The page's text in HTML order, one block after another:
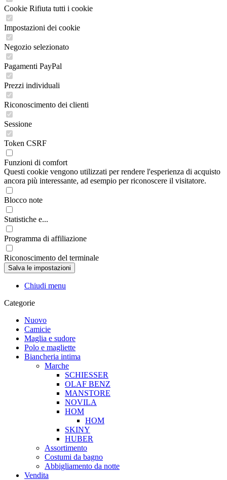
Cookie Rifiuta tutti i cookie
Impostazioni dei cookie
Negozio selezionato
Pagamenti PayPal
Prezzi individuali
Riconoscimento dei clienti
Sessione
Token CSRF
Funzioni di comfort
Questi cookie vengono utilizzati per rendere l'esperienza di acquisto
ancora più interessante, ad esempio per riconoscere il visitatore.
Blocco note
Statistiche e...
Programma di affiliazione
Riconoscimento del terminale
Chiudi menu
Categorie
Nuovo
Camicie
Maglia e sudore
Polo e magliette
Biancheria intima
Marche
SCHIESSER
OLAF BENZ
MANSTORE
NOVILA
HOM
HOM
SKINY
HUBER
Assortimento
Costumi da bagno
Abbigliamento da notte
Vendita